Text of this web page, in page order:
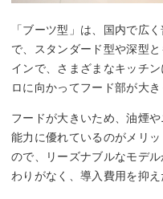
「ブーツ型」は、国内で広
で、スタンダード型や深型
インで、さまざまなキッチ
ロに向かってフード部が大
フードが大きいため、油煙
能力に優れているのがメリ
ので、リーズナブルなモデ
わりがなく、導入費用を抑え